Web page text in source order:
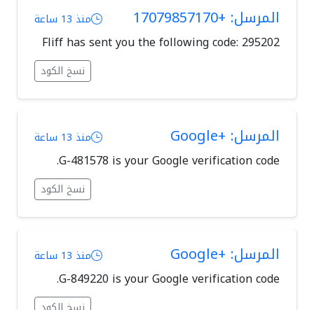
المرسل: +17079857170 منذ 13 ساعة
Fliff has sent you the following code: 295202
نسخ الكود
المرسل: +Google منذ 13 ساعة
G-481578 is your Google verification code.
نسخ الكود
المرسل: +Google منذ 13 ساعة
G-849220 is your Google verification code.